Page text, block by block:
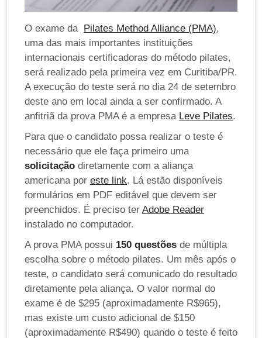
O exame da Pilates Method Alliance (PMA),
uma das mais importantes instituições
internacionais certificadoras do método pilates,
será realizado pela primeira vez em Curitiba/PR.
A execução do teste será no dia 24 de setembro
deste ano em local ainda a ser confirmado. A
anfitriã da prova PMA é a empresa Leve Pilates.
Para que o candidato possa realizar o teste é
necessário que ele faça primeiro uma
solicitação diretamente com a aliança
americana por este link. Lá estão disponíveis
formulários em PDF editável que devem ser
preenchidos. É preciso ter Adobe Reader
instalado no computador.
A prova PMA possui 150 questões de múltipla
escolha sobre o método pilates. Um mês após o
teste, o candidato será comunicado do resultado
diretamente pela aliança. O valor normal do
exame é de $295 (aproximadamente R$965),
mas existe um custo adicional de $150
(aproximadamente R$490) quando o teste é feito